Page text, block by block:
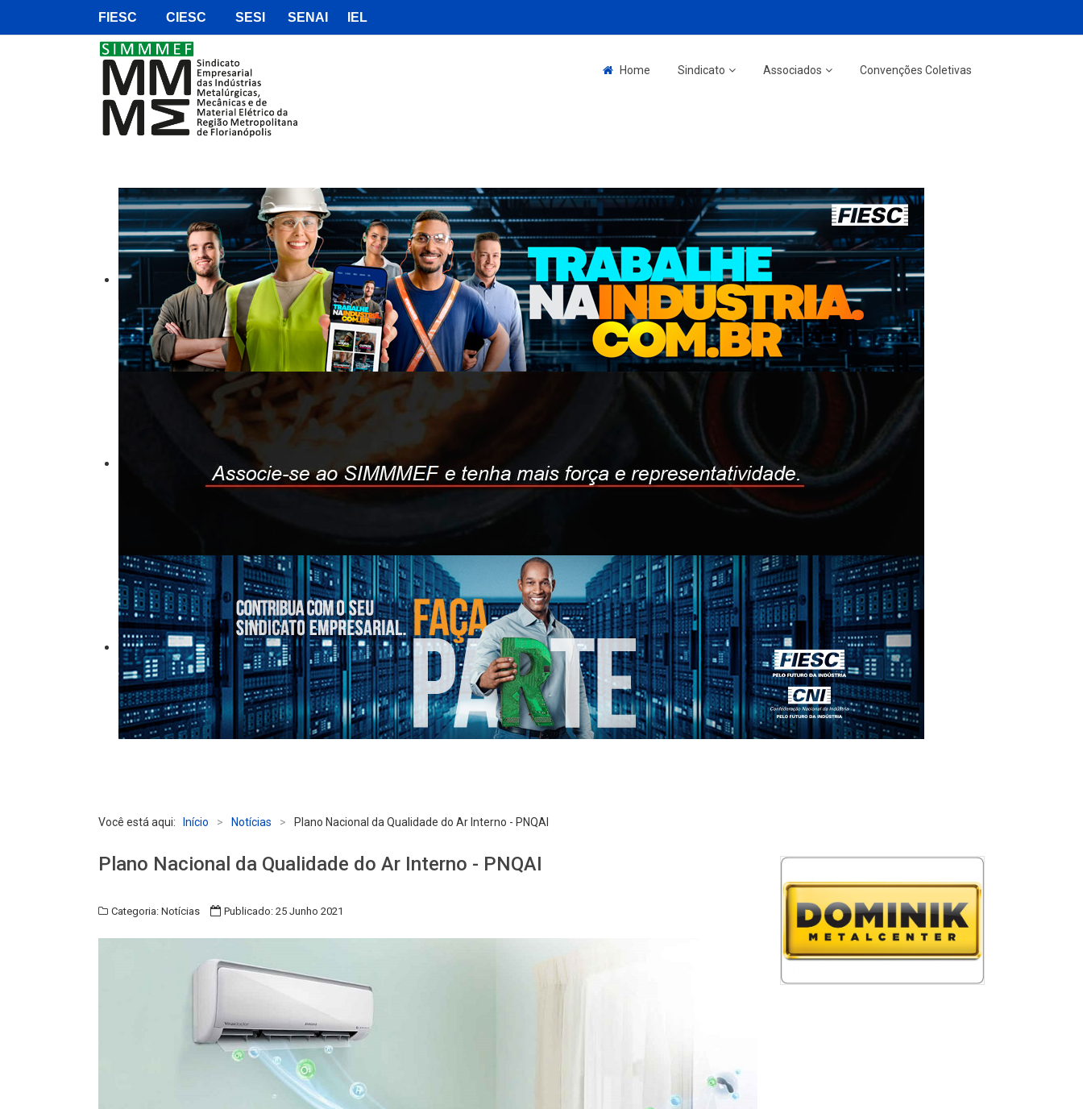
FIESC CIESC SESI SENAI IEL
Home Sindicato Associados Convenções Coletivas
Você está aqui: Início > Notícias > Plano Nacional da Qualidade do Ar Interno - PNQAI
Plano Nacional da Qualidade do Ar Interno - PNQAI
Categoria: Notícias Publicado: 25 Junho 2021